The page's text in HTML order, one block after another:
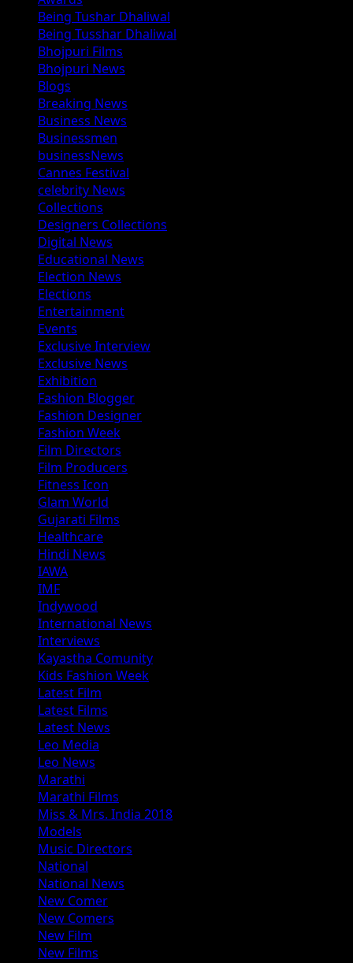
Being Tushar Dhaliwal
Being Tusshar Dhaliwal
Bhojpuri Films
Bhojpuri News
Blogs
Breaking News
Business News
Businessmen
businessNews
Cannes Festival
celebrity News
Collections
Designers Collections
Digital News
Educational News
Election News
Elections
Entertainment
Events
Exclusive Interview
Exclusive News
Exhibition
Fashion Blogger
Fashion Designer
Fashion Week
Film Directors
Film Producers
Fitness Icon
Glam World
Gujarati Films
Healthcare
Hindi News
IAWA
IMF
Indywood
International News
Interviews
Kayastha Comunity
Kids Fashion Week
Latest Film
Latest Films
Latest News
Leo Media
Leo News
Marathi
Marathi Films
Miss & Mrs. India 2018
Models
Music Directors
National
National News
New Comer
New Comers
New Film
New Films